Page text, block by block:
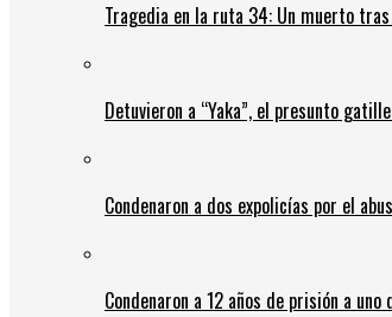
Tragedia en la ruta 34: Un muerto
Detuvieron a “Yaka”, el presunto
Condenaron a dos expolicías por el
Condenaron a 12 años de prisión a